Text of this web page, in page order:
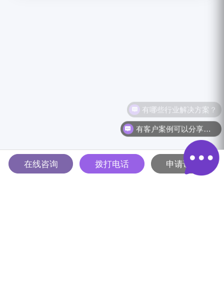
有哪些行业解决方案？
在线咨询 拨打电话 申请试用